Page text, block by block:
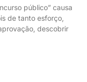
público” causa
de tanto esforço,
descobrir